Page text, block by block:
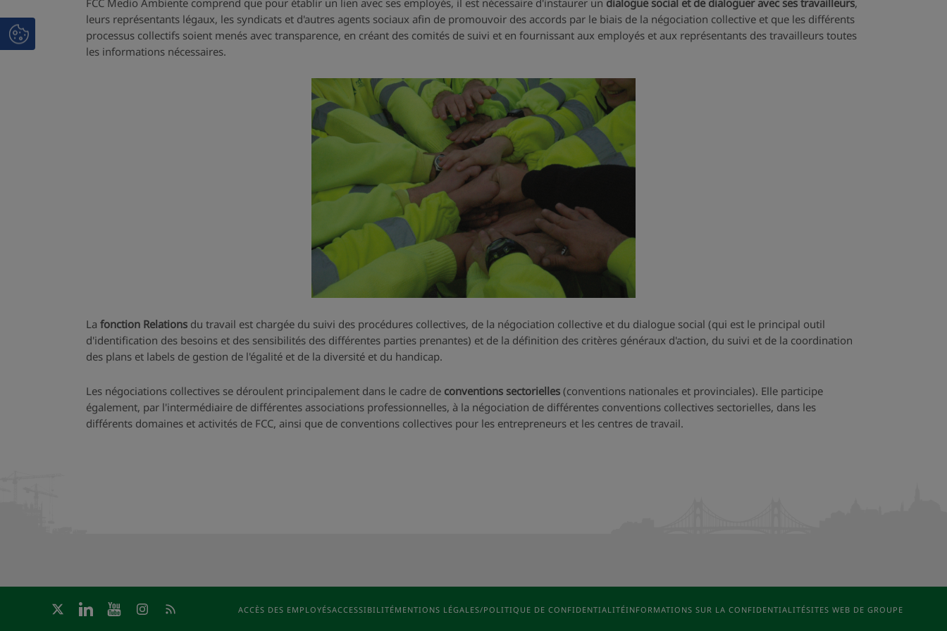
FCC Medio Ambiente comprend que pour établir un lien avec ses employés, il est nécessaire d'instaurer un dialogue social et de dialoguer avec ses travailleurs,
leurs représentants légaux, les syndicats et d'autres agents sociaux afin de promouvoir des accords par le biais de la négociation collective et que les différents
processus collectifs soient menés avec transparence, en créant des comités de suivi et en fournissant aux employés et aux représentants des travailleurs toutes
les informations nécessaires.
La fonction Relations du travail est chargée du suivi des procédures collectives, de la négociation collective et du dialogue social (qui est le principal outil
d'identification des besoins et des sensibilités des différentes parties prenantes) et de la définition des critères généraux d'action, du suivi et de la coordination
des plans et labels de gestion de l'égalité et de la diversité et du handicap.
Les négociations collectives se déroulent principalement dans le cadre de conventions sectorielles (conventions nationales et provinciales). Elle participe
également, par l'intermédiaire de différentes associations professionnelles, à la négociation de différentes conventions collectives sectorielles, dans les
différents domaines et activités de FCC, ainsi que de conventions collectives pour les entrepreneurs et les centres de travail.
ACCÈS DES EMPLOYÉSACCESSIBILITÉMENTIONS LÉGALES/POLITIQUE DE CONFIDENTIALITÉINFORMATIONS SUR LA CONFIDENTIALITÉSITES WEB DE GROUPE